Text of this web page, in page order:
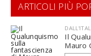
ARTICOLI PIÙ
Il
Mauro